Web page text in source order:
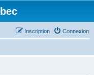
Connexion
Inscription